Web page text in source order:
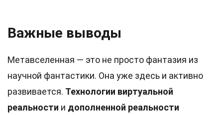
Важные выводы
Метавселенная — это не просто фантазия из
научной фантастики. Она уже здесь и активно
развивается. Технологии виртуальной
реальности и дополненной реальности